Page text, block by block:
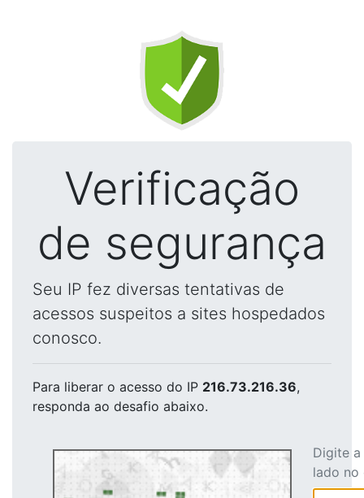
Verificação
de segurança
Seu IP fez diversas tentativas de
acessos suspeitos a sites hospedados
conosco.
Para liberar o acesso do IP 216.73.216.36,
responda ao desafio abaixo.
Digite
lado no